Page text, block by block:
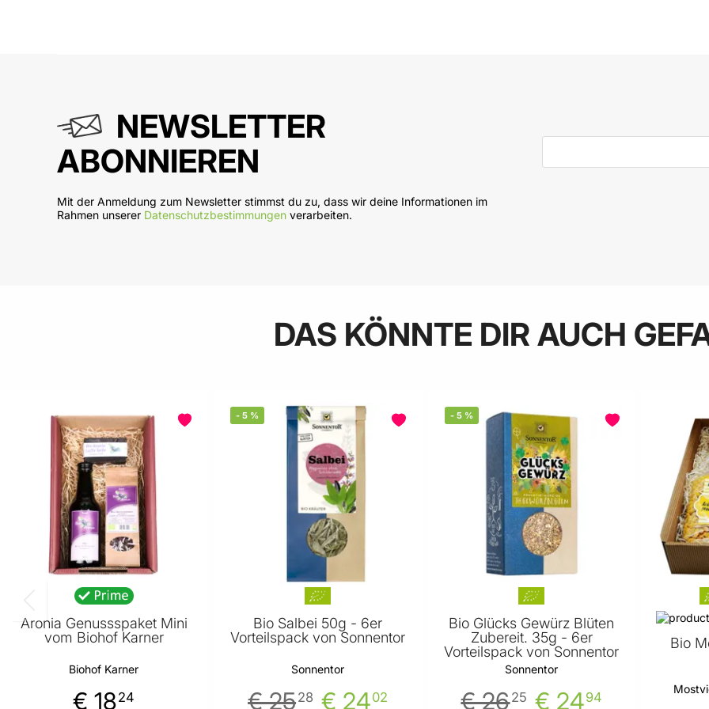
NEWSLETTER
ABONNIEREN
Mit der Anmeldung zum Newsletter stimmst du zu, dass wir deine Informationen im
Rahmen unserer Datenschutzbestimmungen verarbeiten.
E-Mail-Adresse
DAS KÖNNTE DIR AUCH
Aronia Genussspaket Mini
vom Biohof Karner
Biohof Karner
€ 1824
-5 %
Bio Salbei 50g - 6er
Vorteilspack von Sonnentor
Sonnentor
€ 2402
€ 2528
- 5%
Bio Glücks Gewürz Blüten
Zubereit. 35g - 6er
Vorteilspack von Sonnentor
Sonnentor
€ 2494
€ 2625
Bio